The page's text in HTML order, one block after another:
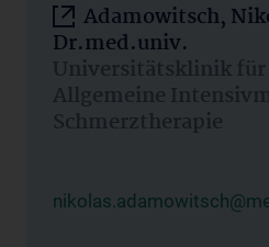
Adamowitsch,
Dr.med.univ.
Universitätsklinik für
Allgemeine
Schmerztherapie